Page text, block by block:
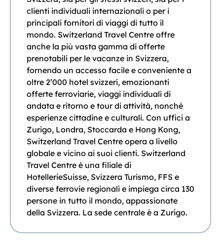
clienti individuali internazionali o per i
principali fornitori di viaggi di tutto il
mondo. Switzerland Travel Centre offre
anche la più vasta gamma di offerte
prenotabili per le vacanze in Svizzera,
fornendo un accesso facile e conveniente a
oltre 2’000 hotel svizzeri, emozionanti
offerte ferroviarie, viaggi individuali di
andata e ritorno e tour di attività, nonché
esperienze cittadine e culturali. Con uffici a
Zurigo, Londra, Stoccarda e Hong Kong,
Switzerland Travel Centre opera a livello
globale e vicino ai suoi clienti. Switzerland
Travel Centre è una filiale di
HotellerieSuisse, Svizzera Turismo, FFS e
diverse ferrovie regionali e impiega circa 130
persone in tutto il mondo, appassionate
della Svizzera. La sede centrale è a Zurigo.